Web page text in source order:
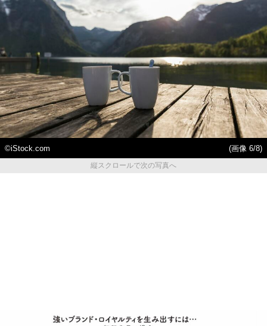
©️iStock.com
(画像 6/8)
縦スクロールで次の写真へ